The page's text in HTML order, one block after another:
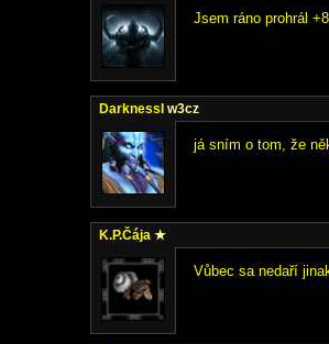
Jsem ráno prohrál
DarknessI w3cz
já sním o tom, že
K.P.Čája ★
Vůbec sa nedaří